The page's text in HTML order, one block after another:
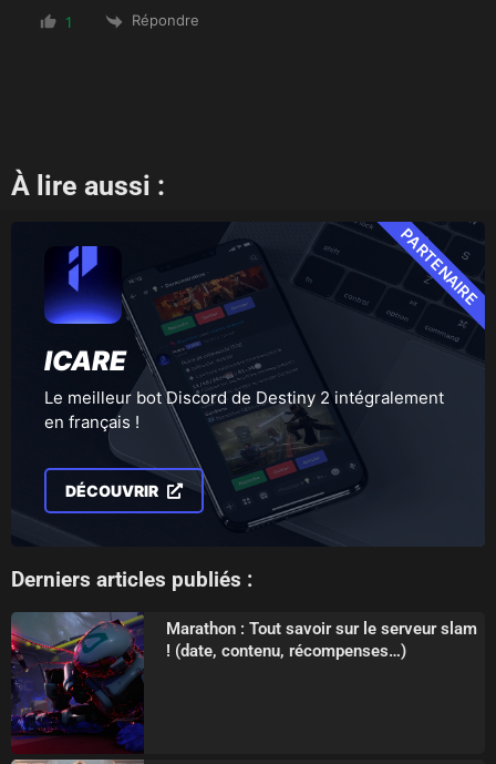
1 Répondre
À lire aussi :
ICARE
Le meilleur bot Discord de Destiny 2 intégralement
en français !
DÉCOUVRIR
PARTENAIRE
Derniers articles publiés :
Marathon : Tout savoir sur le serveur slam
! (date, contenu, récompenses…)